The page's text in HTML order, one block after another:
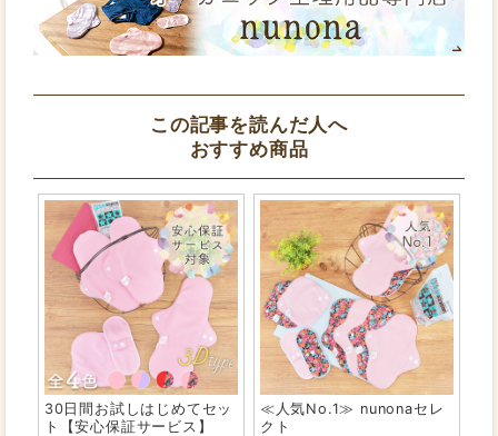
この記事を読んだ人へ
おすすめ商品
30日間お試しはじめてセッ
ト【安心保証サービス】
≪人気No.1≫ nunonaセレ
クト